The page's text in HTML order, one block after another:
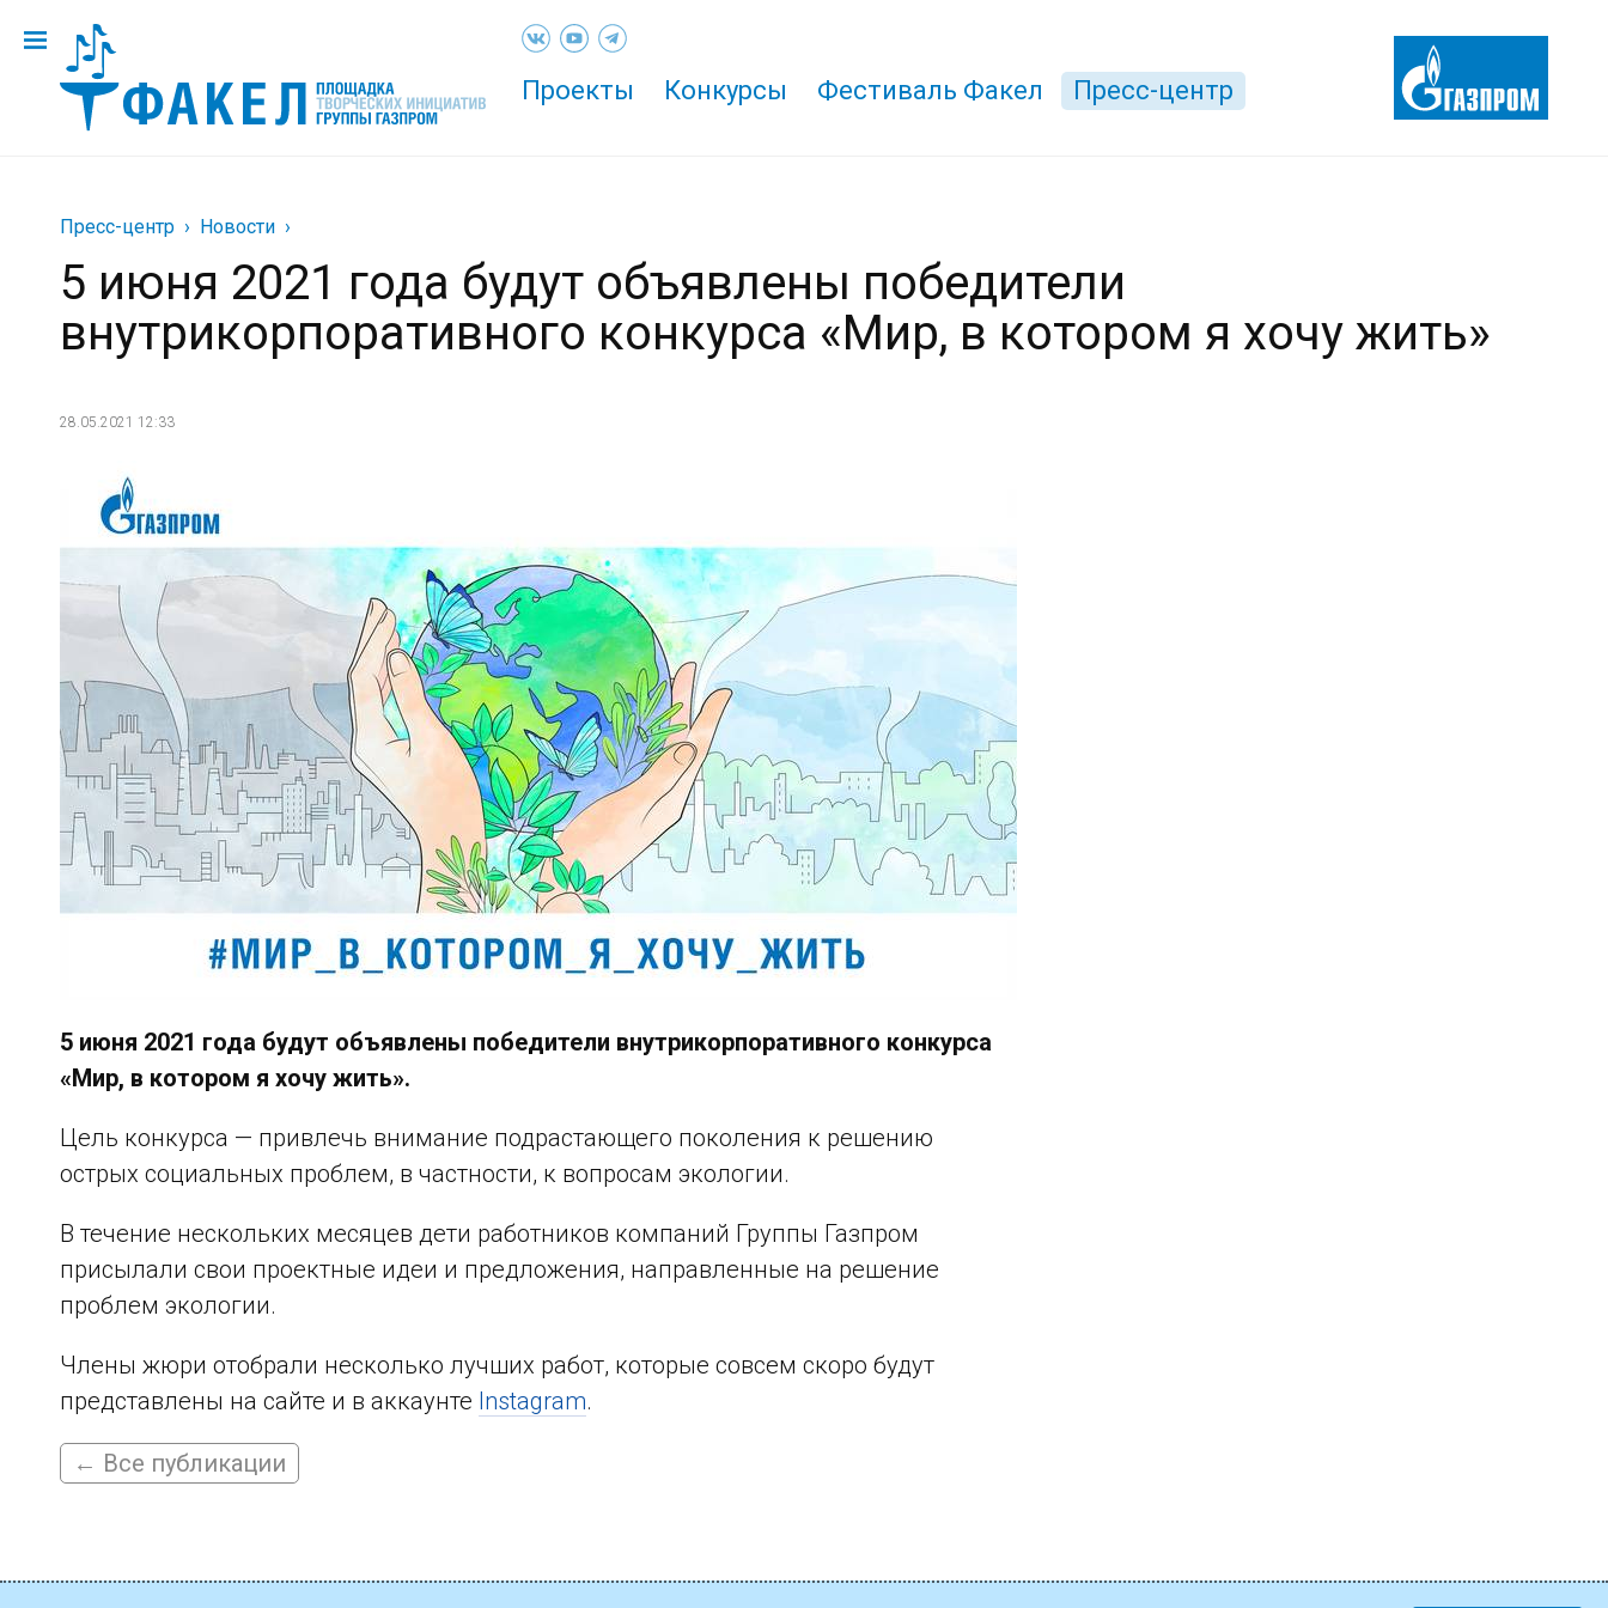
Проекты Конкурсы Фестиваль Факел Пресс-центр
Пресс-центр Новости
5 июня 2021 года будут объявлены победители
внутрикорпоративного конкурса «Мир, в котором я хочу жить»
28.05.2021 12:33
5 июня 2021 года будут объявлены победители внутрикорпоративного конкурса
«Мир, в котором я хочу жить».
Цель конкурса — привлечь внимание подрастающего поколения к решению
острых социальных проблем, в частности, к вопросам экологии.
В течение нескольких месяцев дети работников компаний Группы Газпром
присылали свои проектные идеи и предложения, направленные на решение
проблем экологии.
Члены жюри отобрали несколько лучших работ, которые совсем скоро будут
представлены на сайте и в аккаунте Instagram.
← Все публикации